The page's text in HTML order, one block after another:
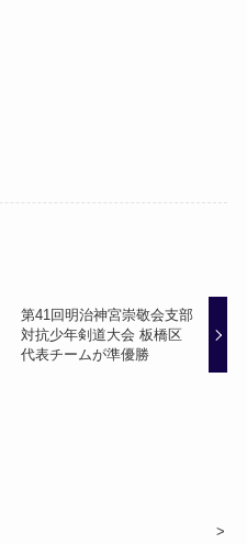
第41回明治神宮崇敬会支部
対抗少年剣道大会 板橋区
代表チームが準優勝